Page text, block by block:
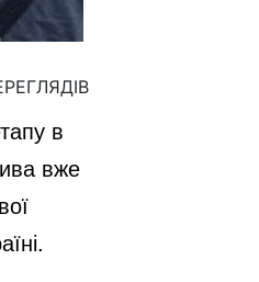
в
вже